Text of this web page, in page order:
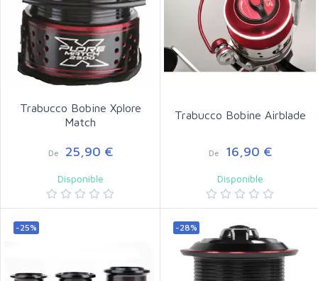
Trabucco Bobine Xplore
Match
De 25,90 €
Disponible
Trabucco Bobine Airblade
De 16,90 €
Disponible
-25% -28%